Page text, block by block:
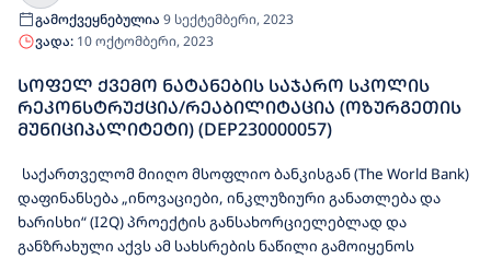
გამოქვეყნებულია 9 სექტემბერი, 2023
ვადა: 10 ოქტომბერი, 2023
ᲡᲝᲤᲔᲚ ᲥᲕᲔᲛᲝ ᲜᲐᲢᲐᲜᲔᲑᲘᲡ ᲡᲐᲯᲐᲠᲝ ᲡᲙᲝᲚᲘᲡ
ᲠᲔᲙᲝᲜᲡᲢᲠᲣᲥᲪᲘᲐ/ᲠᲔᲐᲑᲘᲚᲘᲢᲐᲪᲘᲐ (ᲝᲖᲣᲠᲒᲔᲗᲘᲡ
ᲛᲣᲜᲘᲪᲘᲞᲐᲚᲘᲢᲔᲢᲘ) (DEP230000057)
საქართველომ მიიღო მსოფლიო ბანკისგან (The World Bank)
დაფინანსება „ინოვაციები, ინკლუზიური განათლება და
ხარისხი“ (I2Q) პროექტის განსახორციელებლად და
განზრახული აქვს ამ სახსრების ნაწილი გამოიყენოს